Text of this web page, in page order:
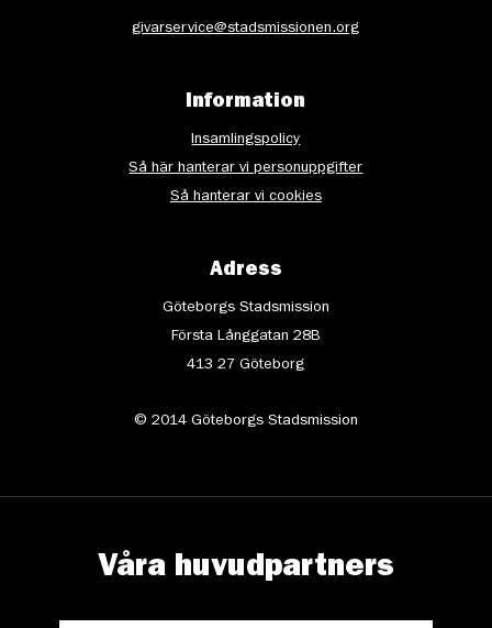
givarservice@stadsmissionen.org
Information
Insamlingspolicy
Så här hanterar vi personuppgifter
Så hanterar vi cookies
Adress
Göteborgs Stadsmission
Första Långgatan 28B
413 27 Göteborg
© 2014 Göteborgs Stadsmission
Våra huvudpartners